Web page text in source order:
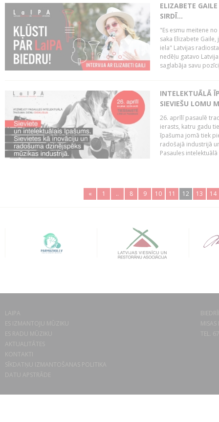
ELIZABETE
SIRDĪ...
"Es esmu meitene
saka Elizabete
iela" Latvijas
nedēļu gatavo
saglabāja savu
INTELEKTUĀLĀ
SIEVIEŠU LOMU
26. aprīlī pasaulē
ierasts, katru gadu
īpašuma jomā tiek
radošajā industrijā
Pasaules
« 1 .. 8 9 10 11 12 13 14
LAIPA
ES IZMANTOJU MŪZIKU
ES RADU MŪZIKU
AKTUALITĀTES
KONTAKTI
SĪKDATŅU IZMANTOŠANAS POLITIKA
DATU APSTRĀDE
TEL.